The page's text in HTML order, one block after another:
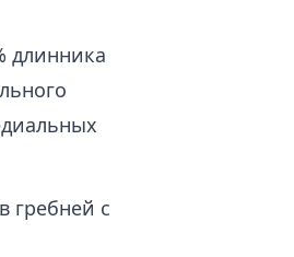
длинника
гребней с